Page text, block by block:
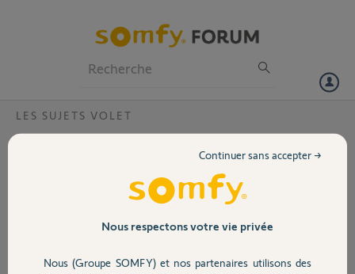
Volet
LES SUJETS VOLET
Volets associer à tellis impossible de
Ajout de 3 volets solaire associé à tellis, achat de connexoon et
impossible d’associer le moindre volet. J’ai tenté toutes les
procédures sans succès, impossible d’enregistrer quoique ce soit....
Nous respectons votre vie privée
Nous (Groupe SOMFY) et nos partenaires utilisons des
Continuer sans accepter →